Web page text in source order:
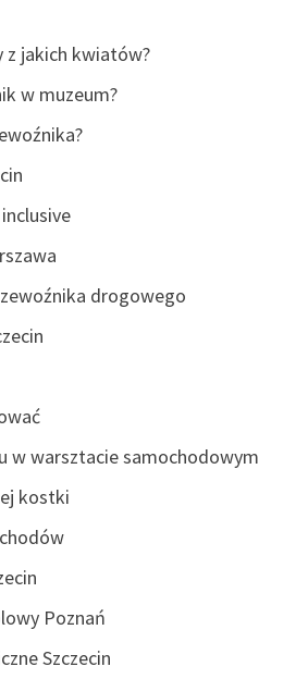
jakich kwiatów?
w muzeum?
drogowego
w warsztacie samochodowym
kostki
Poznań
Szczecin